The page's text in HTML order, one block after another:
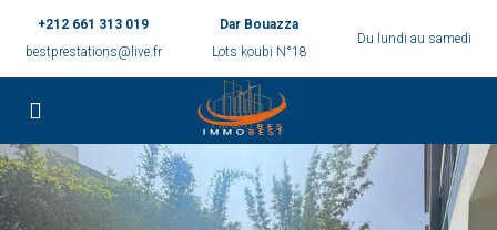
+212 661 313 019
bestprestations@live.fr
Dar Bouazza
Lots koubi N°18
Du lundi au samedi